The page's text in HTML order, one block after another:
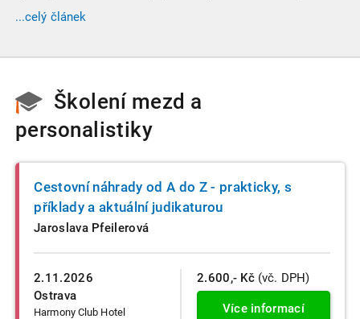
prohlídkami. Vybrali jsme tři zásadní změny, které ovlivní
vaši každodenní praxi, a stručný přehled ostatních novinek.
...celý článek
Školení mezd a
personalistiky
2.11.2026
Ostrava
Harmony Club Hotel
Cestovní náhrady od A do Z - prakticky, s
příklady a aktuální judikaturou
Jaroslava Pfeilerová
2.600,- Kč (vč. DPH)
Více informací